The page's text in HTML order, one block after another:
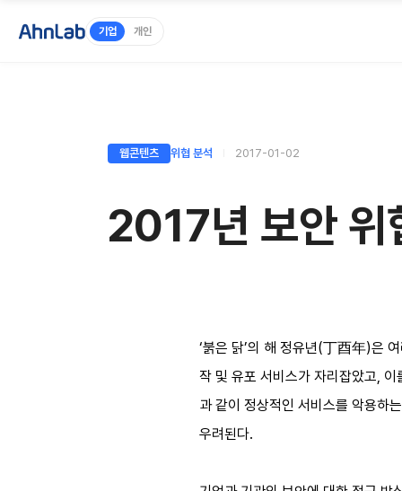
기업 개인
웹콘텐츠 위협 분석 2017-01-02
2017년 보안 위
‘붉은 닭’의 해 정유년(丁酉年)은
작 및 유포 서비스가 자리잡았고,
과 같이 정상적인 서비스를 악용하
우려된다.